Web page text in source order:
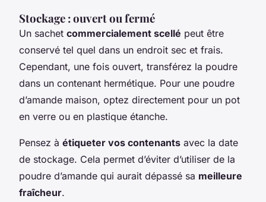
Stockage : ouvert ou fermé
Un sachet commercialement scellé peut être
conservé tel quel dans un endroit sec et frais.
Cependant, une fois ouvert, transférez la poudre
dans un contenant hermétique. Pour une poudre
d’amande maison, optez directement pour un pot
en verre ou en plastique étanche.
Pensez à étiqueter vos contenants avec la date
de stockage. Cela permet d’éviter d’utiliser de la
poudre d’amande qui aurait dépassé sa meilleure
fraîcheur.